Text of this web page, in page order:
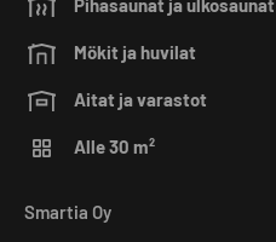
Pihasaunat ja ulkosaunat
Mökit ja huvilat
Aitat ja varastot
Alle 30 m²
Smartia Oy